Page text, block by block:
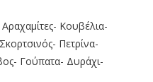
Κουβέλια-
Πετρίνα-
Γούπατα- Δυράχι-